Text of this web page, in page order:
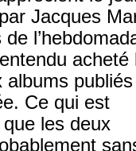
Jacques
acheté
albums
Ce qui est
que les deux